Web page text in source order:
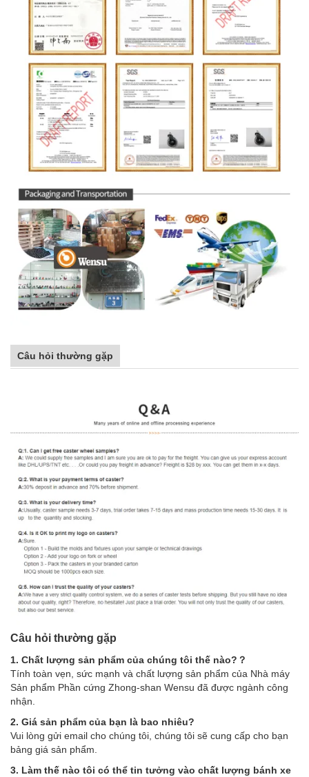
Câu hỏi thường gặp
Câu hỏi thường gặp
1. Chất lượng sản phẩm của chúng tôi thế nào?？
Tính toàn vẹn, sức mạnh và chất lượng sản phẩm của Nhà máy
Sản phẩm Phần cứng Zhong-shan Wensu đã được ngành công
nhận.
2. Giá sản phẩm của bạn là bao nhiêu?
Vui lòng gửi email cho chúng tôi, chúng tôi sẽ cung cấp cho bạn
bảng giá sản phẩm.
3. Làm thế nào tôi có thể tin tưởng vào chất lượng bánh xe